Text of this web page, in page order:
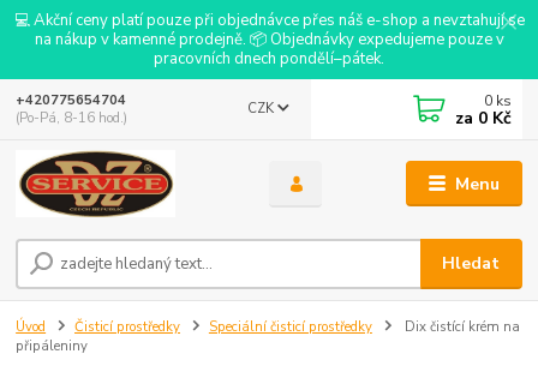
💻 Akční ceny platí pouze při objednávce přes náš e-shop a nevztahují se
na nákup v kamenné prodejně. 📦 Objednávky expedujeme pouze v
pracovních dnech pondělí–pátek.
Menu
CZK
Hledat
+420775654704
(Po-Pá, 8-16 hod.)
0 ks
za 0 Kč
Úvod Čisticí prostředky Speciální čisticí prostředky
Dix čistící krém na
připáleniny